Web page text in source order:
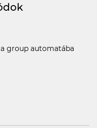
group automatába